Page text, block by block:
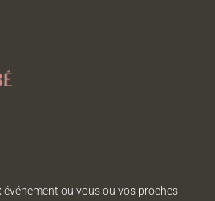
ou vous ou vos proches